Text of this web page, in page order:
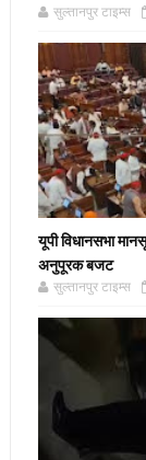
सुल्तानपुर टाइम्स
यूपी विधानसभा
अनुपूरक बजट
सुल्तानपुर टाइम्स